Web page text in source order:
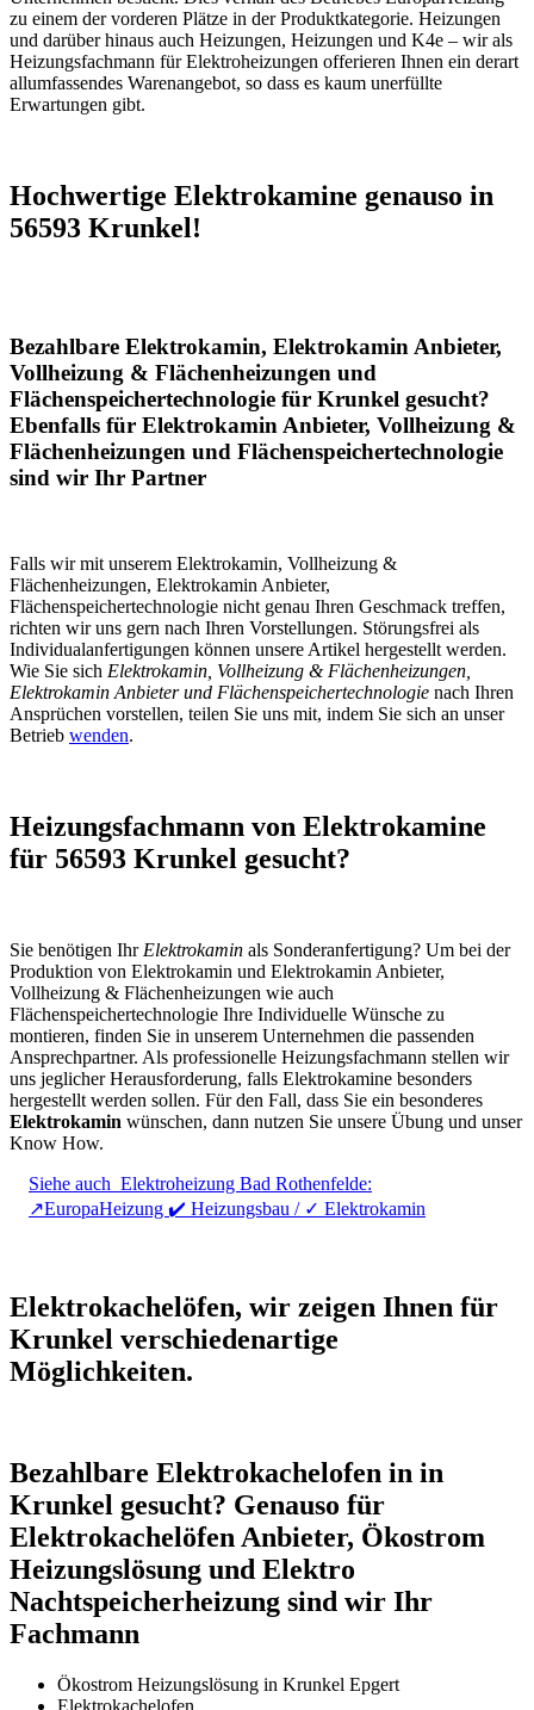
zu einem der vorderen Plätze in der Produktkategorie. Heizungen
und darüber hinaus auch Heizungen, Heizungen und K4e – wir als
Heizungsfachmann für Elektroheizungen offerieren Ihnen ein derart
allumfassendes Warenangebot, so dass es kaum unerfüllte
Erwartungen gibt.
Hochwertige Elektrokamine genauso in
56593 Krunkel!
Bezahlbare Elektrokamin, Elektrokamin Anbieter,
Vollheizung & Flächenheizungen und
Flächenspeichertechnologie für Krunkel gesucht?
Ebenfalls für Elektrokamin Anbieter, Vollheizung &
Flächenheizungen und Flächenspeichertechnologie
sind wir Ihr Partner
Falls wir mit unserem Elektrokamin, Vollheizung &
Flächenheizungen, Elektrokamin Anbieter,
Flächenspeichertechnologie nicht genau Ihren Geschmack treffen,
richten wir uns gern nach Ihren Vorstellungen. Störungsfrei als
Individualanfertigungen können unsere Artikel hergestellt werden.
Wie Sie sich Elektrokamin, Vollheizung & Flächenheizungen,
Elektrokamin Anbieter und Flächenspeichertechnologie nach Ihren
Ansprüchen vorstellen, teilen Sie uns mit, indem Sie sich an unser
Betrieb wenden.
Heizungsfachmann von Elektrokamine
für 56593 Krunkel gesucht?
Sie benötigen Ihr Elektrokamin als Sonderanfertigung? Um bei der
Produktion von Elektrokamin und Elektrokamin Anbieter,
Vollheizung & Flächenheizungen wie auch
Flächenspeichertechnologie Ihre Individuelle Wünsche zu
montieren, finden Sie in unserem Unternehmen die passenden
Ansprechpartner. Als professionelle Heizungsfachmann stellen wir
uns jeglicher Herausforderung, falls Elektrokamine besonders
hergestellt werden sollen. Für den Fall, dass Sie ein besonderes
Elektrokamin wünschen, dann nutzen Sie unsere Übung und unser
Know How.
Siehe auch Elektroheizung Bad Rothenfelde:
↗️EuropaHeizung ✔️ Heizungsbau / ✓ Elektrokamin
Elektrokachelöfen, wir zeigen Ihnen für
Krunkel verschiedenartige
Möglichkeiten.
Bezahlbare Elektrokachelofen in in
Krunkel gesucht? Genauso für
Elektrokachelöfen Anbieter, Ökostrom
Heizungslösung und Elektro
Nachtspeicherheizung sind wir Ihr
Fachmann
Ökostrom Heizungslösung in Krunkel Epgert
Elektrokachelofen